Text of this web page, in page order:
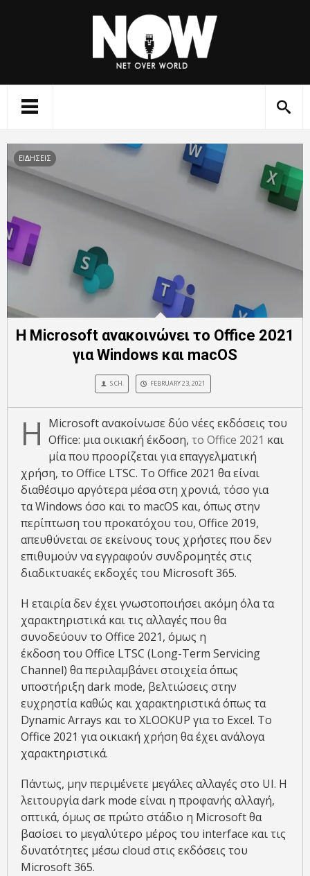
ΕΙΔΗΣΕΙΣ
Η Microsoft ανακοινώνει το Office 2021
για Windows και macOS
S.CH. FEBRUARY 23, 2021
Η Microsoft ανακοίνωσε δύο νέες εκδόσεις του
Office: μια οικιακή έκδοση, το Office 2021 και
μία που προορίζεται για επαγγελματική
χρήση, το Office LTSC. To Office 2021 θα είναι
διαθέσιμο αργότερα μέσα στη χρονιά, τόσο για
τα Windows όσο και το macOS και, όπως στην
περίπτωση του προκατόχου του, Office 2019,
απευθύνεται σε εκείνους τους χρήστες που δεν
επιθυμούν να εγγραφούν συνδρομητές στις
διαδικτυακές εκδοχές του Microsoft 365.
Η εταιρία δεν έχει γνωστοποιήσει ακόμη όλα τα
χαρακτηριστικά και τις αλλαγές που θα
συνοδεύουν το Office 2021, όμως η
έκδοση του Office LTSC (Long-Term Servicing
Channel) θα περιλαμβάνει στοιχεία όπως
υποστήριξη dark mode, βελτιώσεις στην
ευχρηστία καθώς και χαρακτηριστικά όπως τα
Dynamic Arrays και το XLOOKUP για το Excel. Το
Office 2021 για οικιακή χρήση θα έχει ανάλογα
χαρακτηριστικά.
Πάντως, μην περιμένετε μεγάλες αλλαγές στο UI. Η
λειτουργία dark mode είναι η προφανής αλλαγή,
οπτικά, όμως σε πρώτο στάδιο η Microsoft θα
βασίσει το μεγαλύτερο μέρος του interface και τις
δυνατότητες μέσω cloud στις εκδόσεις του
Microsoft 365.